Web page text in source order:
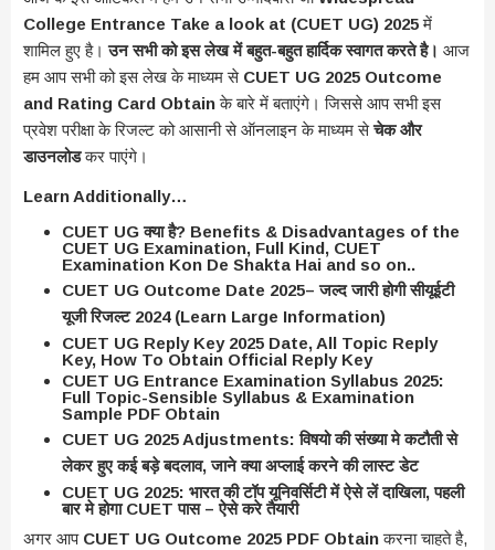
College Entrance Take a look at (CUET UG) 2025में
शामिल हुए है।उन सभी को इस लेख में बहुत-बहुत हार्दिक स्वागत करते है। आज
हम आप सभी को इस लेख के माध्यम से CUET UG 2025 Outcome
and Rating Card Obtainके बारे में बताएंगे। जिससे आप सभी इस
प्रवेश परीक्षा के रिजल्ट को आसानी से ऑनलाइन के माध्यम सेचेक और
डाउनलोडकर पाएंगे।
Learn Additionally…
CUET UG क्या है? Benefits & Disadvantages of the
CUET UG Examination, Full Kind, CUET
Examination Kon De Shakta Hai and so on..
CUET UG Outcome Date 2025– जल्द जारी होगी सीयूईटी
यूजी रिजल्ट 2024 (Learn Large Information)
CUET UG Reply Key 2025 Date, All Topic Reply
Key, How To Obtain Official Reply Key
CUET UG Entrance Examination Syllabus 2025:
Full Topic-Sensible Syllabus & Examination
Sample PDF Obtain
CUET UG 2025 Adjustments: विषयो की संख्या मे कटौती से
लेकर हुए कई बड़े बदलाव, जाने क्या अप्लाई करने की लास्ट डेट
CUET UG 2025: भारत की टॉप यूनिवर्सिटी में ऐसे लें दाखिला, पहली
बार मे होगा CUET पास – ऐसे करे तैयारी
अगर आपCUET UG Outcome 2025 PDF Obtainकरना चाहते है,